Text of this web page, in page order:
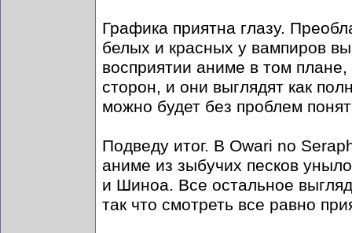
Графика приятна глазу.
белых и красных у вампиров
восприятии аниме в том
сторон, и они выглядят как
можно будет без проблем
Подведу итог. В Owari no
аниме из зыбучих песков
и Шиноа. Все остальное
так что смотреть все равно